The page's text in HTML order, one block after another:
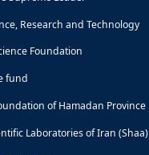
Research and Technology
Foundation
fund
of Hamadan Province
Laboratories of Iran (Shaa)